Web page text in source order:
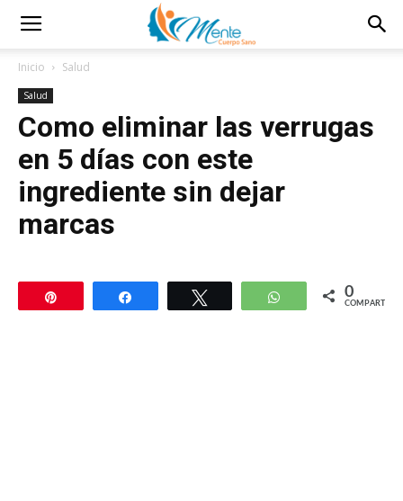
Inicio Salud
Salud
Como eliminar las verrugas
en 5 días con este
ingrediente sin dejar
marcas
Compartir WhatsApp
0
COMPARTIR